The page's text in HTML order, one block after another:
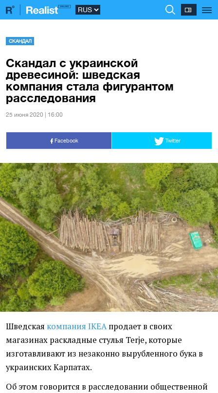
СКАНДАЛ
Скандал с украинской
древесиной: шведская
компания стала фигурантом
расследования
25 июня 2020 | 16:00
Facebook Twitter
Шведская компания IKEAпродает в своих
магазинах раскладные стулья Terje, которые
изготавливают из незаконно вырубленного бука в
украинских Карпатах.
Об этом говорится в расследовании общественной